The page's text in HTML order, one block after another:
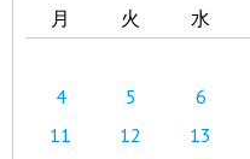
月 火 水
4
5 6
11
12 13